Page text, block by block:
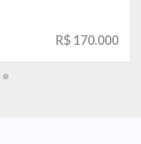
R$ 170.000